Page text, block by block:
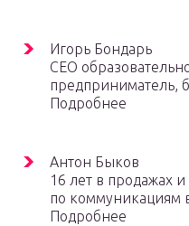
Игорь Бондарь
CEO
предприниматель,
Подробнее
Антон Быков
16 лет в продажах
по коммуникациям
Подробнее